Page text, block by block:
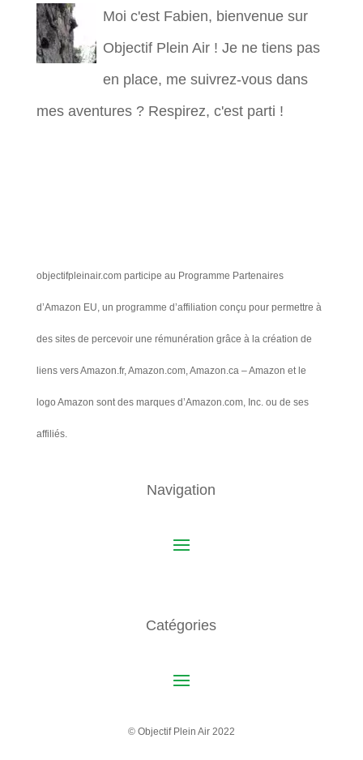
Moi c'est Fabien, bienvenue sur
Objectif Plein Air ! Je ne tiens pas
en place, me suivrez-vous dans
mes aventures ? Respirez, c'est parti !
objectifpleinair.com participe au Programme Partenaires
d’Amazon EU, un programme d’affiliation conçu pour permettre à
des sites de percevoir une rémunération grâce à la création de
liens vers Amazon.fr, Amazon.com, Amazon.ca – Amazon et le
logo Amazon sont des marques d’Amazon.com, Inc. ou de ses
affiliés.
Navigation
Catégories
© Objectif Plein Air 2022